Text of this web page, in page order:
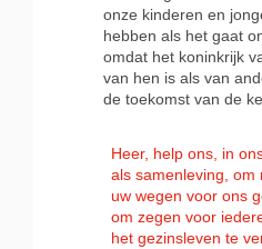
onze kinderen en
hebben als het gaat
omdat het koninkrijk
van hen is als van
de toekomst van de
Heer, help ons, in
als samenleving, om
uw wegen voor ons
om zegen voor
het gezinsleven te